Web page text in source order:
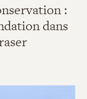
:
dans